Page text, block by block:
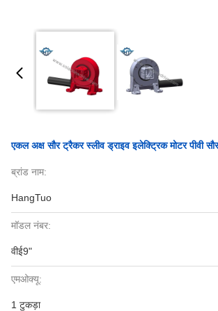
एकल अक्ष सौर ट्रैकर स्लीव ड्राइव इलेक्ट्रिक मोटर पीवी
ब्रांड नाम:
HangTuo
मॉडल नंबर:
वीई9"
एमओक्यू:
1 टुकड़ा